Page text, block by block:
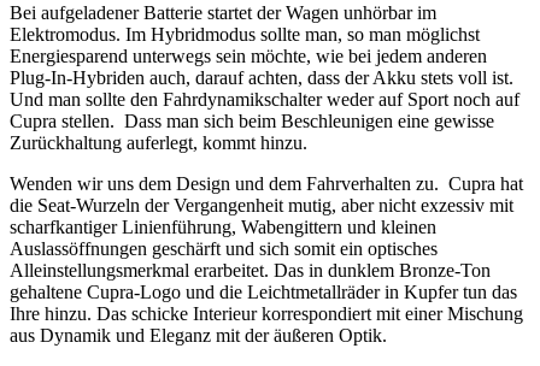
Bei aufgeladener Batterie startet der Wagen unhörbar im
Elektromodus. Im Hybridmodus sollte man, so man möglichst
Energiesparend unterwegs sein möchte, wie bei jedem anderen
Plug-In-Hybriden auch, darauf achten, dass der Akku stets voll ist.
Und man sollte den Fahrdynamikschalter weder auf Sport noch auf
Cupra stellen. Dass man sich beim Beschleunigen eine gewisse
Zurückhaltung auferlegt, kommt hinzu.
Wenden wir uns dem Design und dem Fahrverhalten zu. Cupra hat
die Seat-Wurzeln der Vergangenheit mutig, aber nicht exzessiv mit
scharfkantiger Linienführung, Wabengittern und kleinen
Auslassöffnungen geschärft und sich somit ein optisches
Alleinstellungsmerkmal erarbeitet. Das in dunklem Bronze-Ton
gehaltene Cupra-Logo und die Leichtmetallräder in Kupfer tun das
Ihre hinzu. Das schicke Interieur korrespondiert mit einer Mischung
aus Dynamik und Eleganz mit der äußeren Optik.